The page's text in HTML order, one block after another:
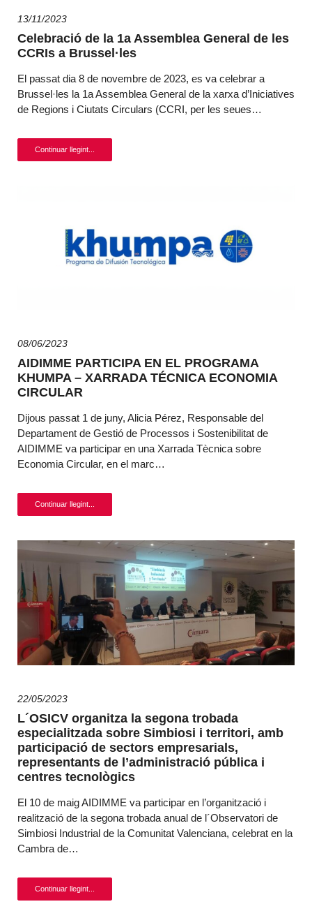
13/11/2023
Celebració de la 1a Assemblea General de les
CCRIs a Brussel·les
El passat dia 8 de novembre de 2023, es va celebrar a
Brussel·les la 1a Assemblea General de la xarxa d’Iniciatives
de Regions i Ciutats Circulars (CCRI, per les seues…
Continuar llegint...
08/06/2023
AIDIMME PARTICIPA EN EL PROGRAMA
KHUMPA – XARRADA TÉCNICA ECONOMIA
CIRCULAR
Dijous passat 1 de juny, Alicia Pérez, Responsable del
Departament de Gestió de Processos i Sostenibilitat de
AIDIMME va participar en una Xarrada Tècnica sobre
Economia Circular, en el marc…
Continuar llegint...
22/05/2023
L´OSICV organitza la segona trobada
especialitzada sobre Simbiosi i territori, amb
participació de sectors empresarials,
representants de l’administració pública i
centres tecnològics
El 10 de maig AIDIMME va participar en l’organització i
realització de la segona trobada anual de l´Observatori de
Simbiosi Industrial de la Comunitat Valenciana, celebrat en la
Cambra de…
Continuar llegint...